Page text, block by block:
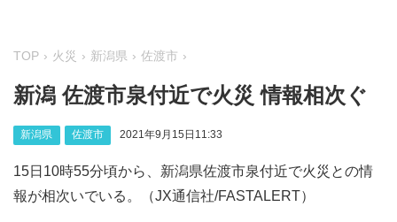
TOP 火災 新潟県 佐渡市
新潟 佐渡市泉付近で火災 情報相次ぐ
新潟県 佐渡市 2021年9月15日11:33
15日10時55分頃から、新潟県佐渡市泉付近で火災との情
報が相次いでいる。（JX通信社/FASTALERT）